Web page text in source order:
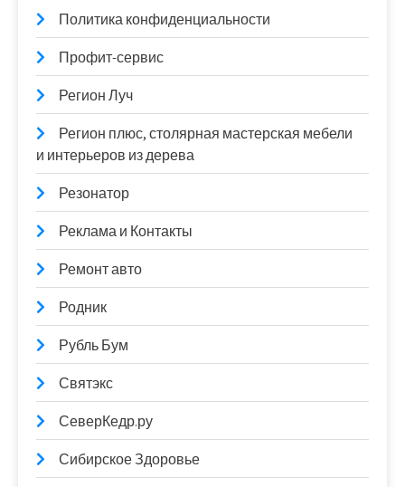
Политика конфиденциальности
Профит-сервис
Регион Луч
Регион плюс, столярная мастерская мебели
и интерьеров из дерева
Резонатор
Реклама и Контакты
Ремонт авто
Родник
Рубль Бум
Святэкс
СеверКедр.ру
Сибирское Здоровье